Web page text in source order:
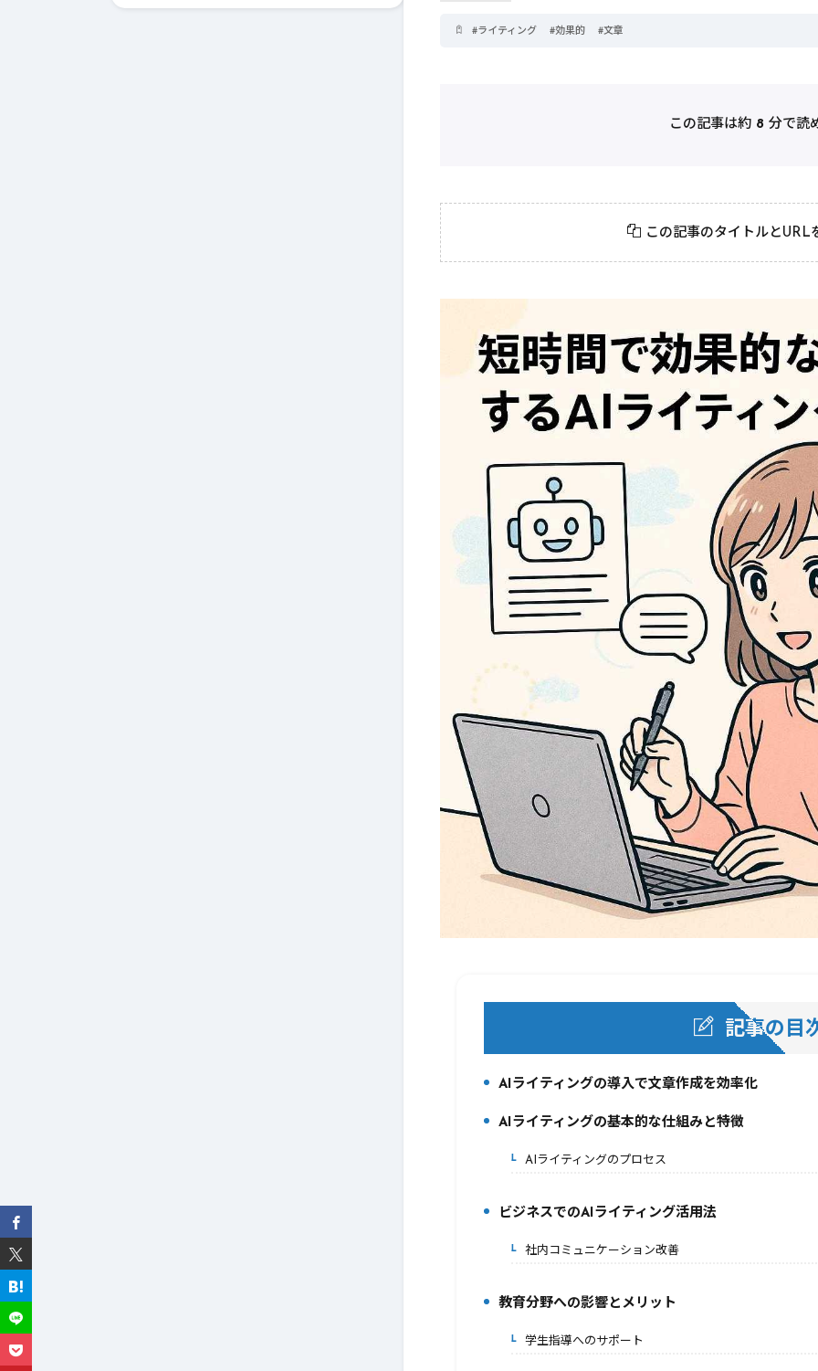
#ライティング #効果的 #文章
この記事は約 8 分で読
この記事のタイトルとURL
記事の目
AIライティングの導入で文章作成を効率化
2.
AIライティングの基本的な仕組みと特徴
2-1.AIライティングのプロセス
ビジネスでのAIライティング活用法
3-1.社内コミュニケーション改善
教育分野への影響とメリット
4-1.学生指導へのサポート